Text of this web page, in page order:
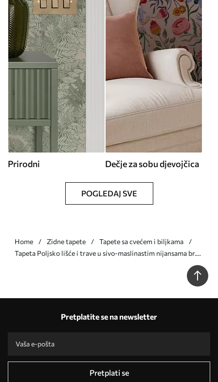
Prirodni Dečje za sobu djevojčica
POGLEDAJ SVE
Home Zidne tapete
Tapete sa cvećem i biljkama
Tapeta Poljsko lišće i trave u sivo-maslinastim nijansama br.
Pretplatite se na newsletter
Pretplati se